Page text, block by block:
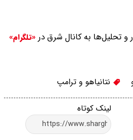
و تحلیل‌ها به کانال شرق در «تلگرام»
نتانیاهو و ترامپ
لینک کوتاه